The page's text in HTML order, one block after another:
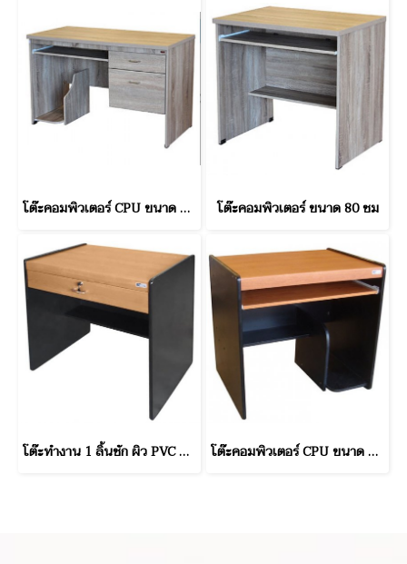
โต๊ะคอมพิวเตอร์ CPU ขนาด 100 ซม. โต๊ะคอมพิวเตอร์ ขนาด 80 ซม
โต๊ะทำงาน 1 ลิ้นชัก ผิว PVC ขนาด 80 ซม. โต๊ะคอมพิวเตอร์ CPU ขนาด 80 ซม